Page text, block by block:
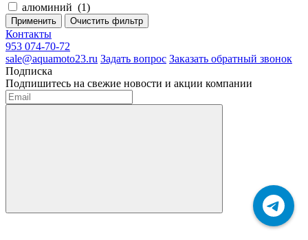
алюминий (1)
Применить Очистить фильтр
Контакты
953 074-70-72
sale@aquamoto23.ru Задать вопрос Заказать обратный звонок
Подписка
Подпишитесь на свежие новости и акции компании